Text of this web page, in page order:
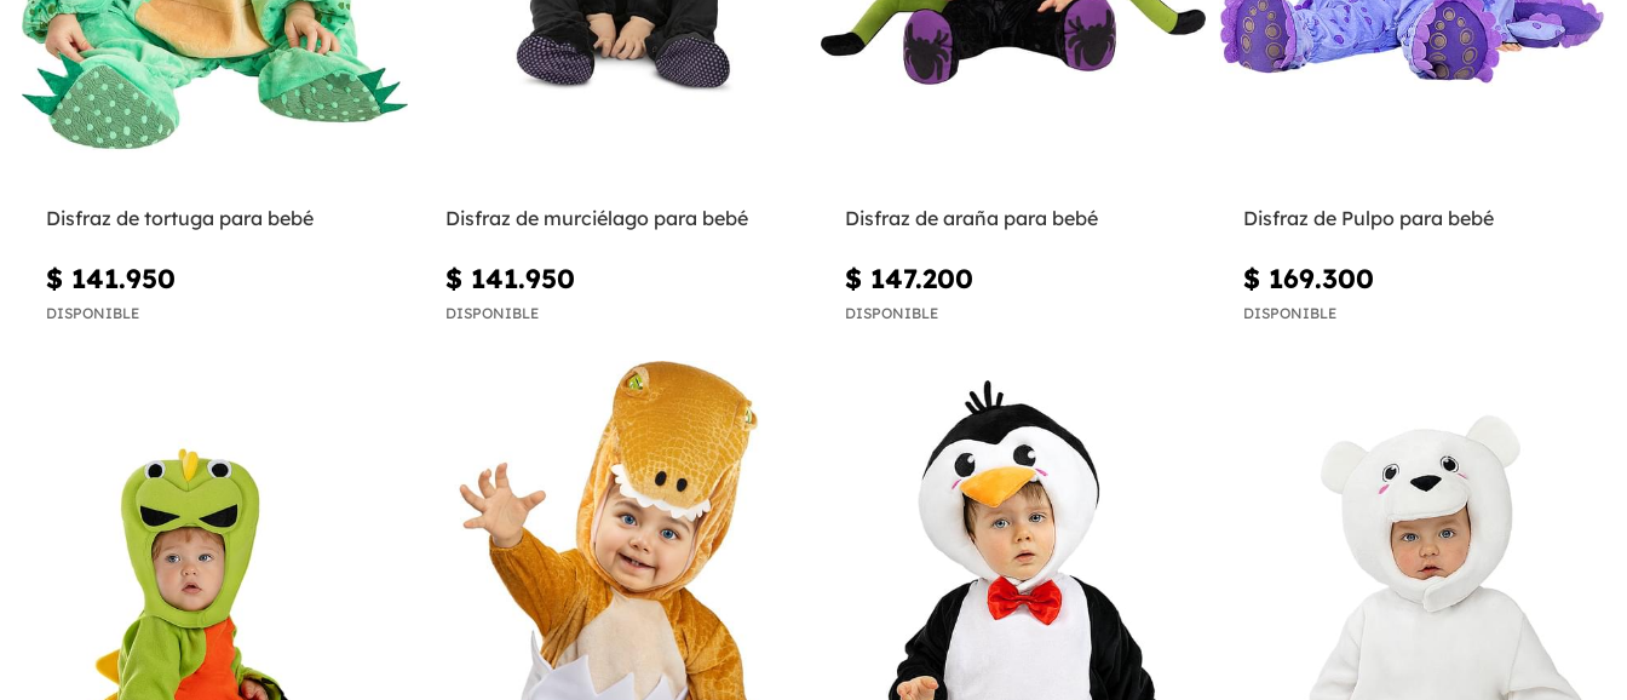
Disfraz de tortuga para bebé
$ 141.950
DISPONIBLE
Disfraz de murciélago para bebé
$ 141.950
DISPONIBLE
Disfraz de araña para bebé
$ 147.200
DISPONIBLE
Disfraz de Pulpo para bebé
$ 169.300
DISPONIBLE